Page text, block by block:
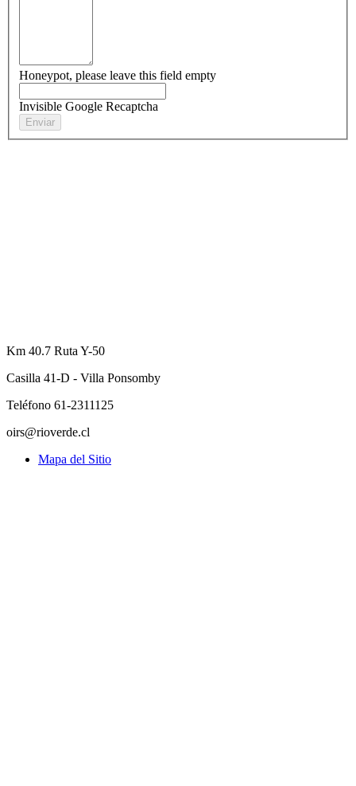
Honeypot, please leave this field empty
Invisible Google Recaptcha
Km 40.7 Ruta Y-50
Casilla 41-D - Villa Ponsomby
Teléfono 61-2311125
oirs@rioverde.cl
Mapa del Sitio